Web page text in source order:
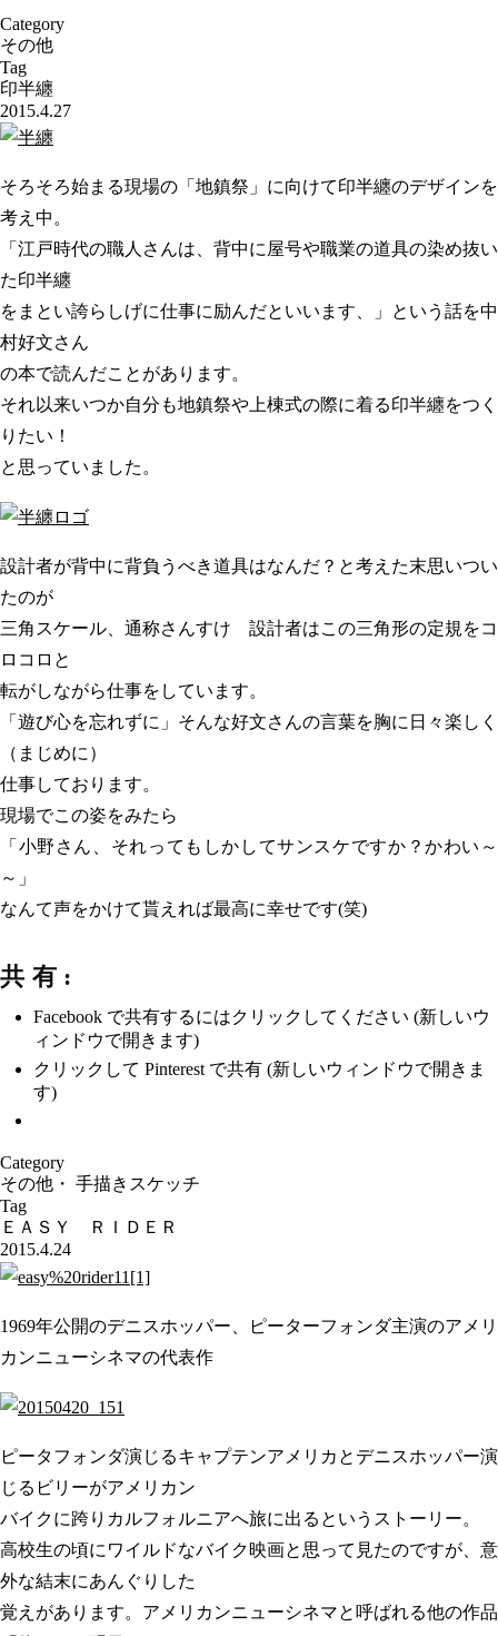
Category
その他
Tag
印半纏
2015.4.27
そろそろ始まる現場の「地鎮祭」に向けて印半纏のデザインを
考え中。
「江戸時代の職人さんは、背中に屋号や職業の道具の染め抜い
た印半纏
をまとい誇らしげに仕事に励んだといいます、」という話を中
村好文さん
の本で読んだことがあります。
それ以来いつか自分も地鎮祭や上棟式の際に着る印半纏をつく
りたい！
と思っていました。
設計者が背中に背負うべき道具はなんだ？と考えた末思いつい
たのが
三角スケール、通称さんすけ 設計者はこの三角形の定規をコ
ロコロと
転がしながら仕事をしています。
「遊び心を忘れずに」そんな好文さんの言葉を胸に日々楽しく
（まじめに）
仕事しております。
現場でこの姿をみたら
「小野さん、それってもしかしてサンスケですか？かわい～
～」
なんて声をかけて貰えれば最高に幸せです(笑)
共有:
Facebook で共有するにはクリックしてください (新しいウ
ィンドウで開きます)
クリックして Pinterest で共有 (新しいウィンドウで開きま
す)
Category
その他 ・ 手描きスケッチ
Tag
ＥＡＳＹ ＲＩＤＥＲ
2015.4.24
1969年公開のデニスホッパー、ピーターフォンダ主演のアメリ
カンニューシネマの代表作
ピータフォンダ演じるキャプテンアメリカとデニスホッパー演
じるビリーがアメリカン
バイクに跨りカルフォルニアへ旅に出るというストーリー。
高校生の頃にワイルドなバイク映画と思って見たのですが、意
外な結末にあんぐりした
覚えがあります。アメリカンニューシネマと呼ばれる他の作品